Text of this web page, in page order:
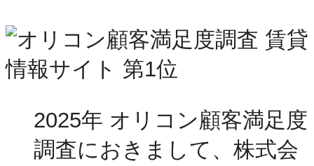
2025年 オリコン顧客満足度
調査におきまして、株式会